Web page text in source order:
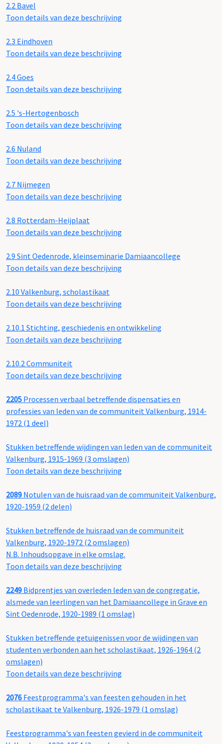
2.2 Bavel
Toon details van deze beschrijving
2.3 Eindhoven
Toon details van deze beschrijving
2.4Goes
Toon details van deze beschrijving
2.5 's-Hertogenbosch
Toon details van deze beschrijving
2.6 Nuland
Toon details van deze beschrijving
2.7 Nijmegen
Toon details van deze beschrijving
2.8 Rotterdam-Heijplaat
Toon details van deze beschrijving
2.9 Sint Oedenrode, kleinseminarie Damiaancollege
Toon details van deze beschrijving
2.10 Valkenburg, scholastikaat
Toon details van deze beschrijving
2.10.1 Stichting, geschiedenis en ontwikkeling
Toon details van deze beschrijving
2.10.2Communiteit
Toon details van deze beschrijving
2205 Processen verbaal betreffende dispensaties en
professies van leden van de communiteit Valkenburg, 1914-
1972 (1 deel)
Stukken betreffende wijdingen van leden van de communiteit
Valkenburg, 1915-1969 (3 omslagen)
Toon details van deze beschrijving
2089 Notulen van de huisraad van de communiteit Valkenburg,
1920-1959 (2 delen)
Stukken betreffende de huisraad van de communiteit
Valkenburg, 1920-1972 (2 omslagen)
N.B. Inhoudsopgave in elke omslag.
Toon details van deze beschrijving
2249 Bidprentjes van overleden leden van de congregatie,
alsmede van leerlingen van het Damiaancollege in Grave en
Sint Oedenrode, 1920-1989 (1 omslag)
Stukken betreffende getuigenissen voor de wijdingen van
studenten verbonden aan het scholastikaat, 1926-1964 (2
omslagen)
Toon details van deze beschrijving
2076 Feestprogramma's van feesten gehouden in het
scholastikaat te Valkenburg, 1926-1979 (1 omslag)
Feestprogramma's van feesten gevierd in de communiteit